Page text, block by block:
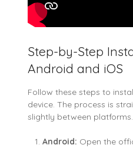
Step-by-Step
Android and iOS
Follow these steps to
device. The process is
slightly between platforms.
Android: Open the